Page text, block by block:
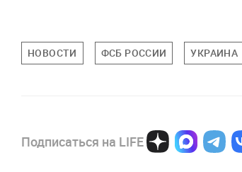
НОВОСТИ ФСБ РОССИИ УКРАИНА
Подписаться на LIFE